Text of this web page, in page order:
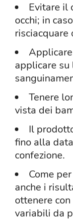
Evitare il
occhi; in
risciacquare
applicare su
Tenere
vista dei
Il
fino alla
confezione.
Come
anche i
ottenere
variabili da